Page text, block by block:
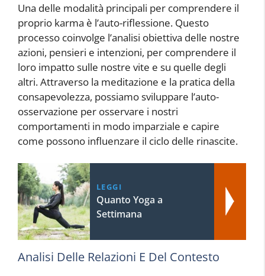
Una delle modalità principali per comprendere il
proprio karma è l’auto-riflessione. Questo
processo coinvolge l’analisi obiettiva delle nostre
azioni, pensieri e intenzioni, per comprendere il
loro impatto sulle nostre vite e su quelle degli
altri. Attraverso la meditazione e la pratica della
consapevolezza, possiamo sviluppare l’auto-
osservazione per osservare i nostri
comportamenti in modo imparziale e capire
come possono influenzare il ciclo delle rinascite.
LEGGI
Quanto Yoga a
Settimana
Analisi Delle Relazioni E Del Contesto